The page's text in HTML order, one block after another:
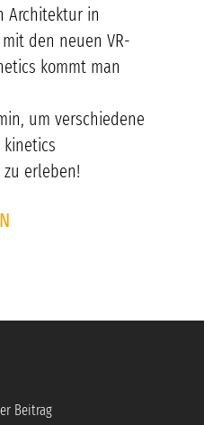
Architektur in
den neuen VR-
kommt man
um verschiedene
kinetics
erleben!
Beitrag